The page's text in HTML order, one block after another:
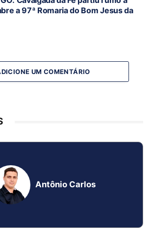
a 97ª Romaria do Bom Jesus da
UM COMENTÁRIO
Antônio Carlos